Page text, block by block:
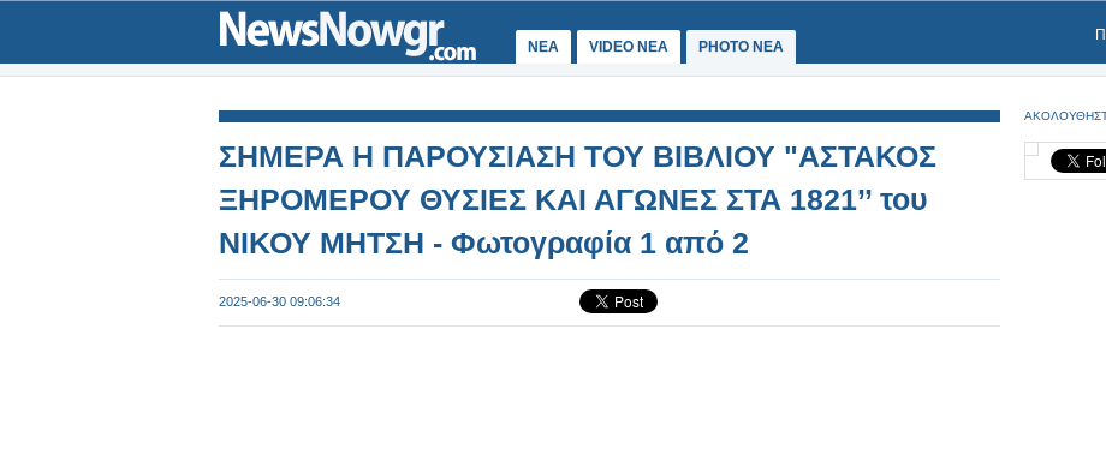
ΝΕΑ VIDEO NEA PHOTO NEA
ΣΗΜΕΡΑ Η ΠΑΡΟΥΣΙΑΣΗ ΤΟΥ ΒΙΒΛΙΟΥ "ΑΣΤΑΚΟΣ
ΞΗΡΟΜΕΡΟΥ ΘΥΣΙΕΣ ΚΑΙ ΑΓΩΝΕΣ ΣΤΑ 1821’’ του
ΝΙΚΟΥ ΜΗΤΣΗ - Φωτογραφία 1 από 2
2025-06-30 09:06:34